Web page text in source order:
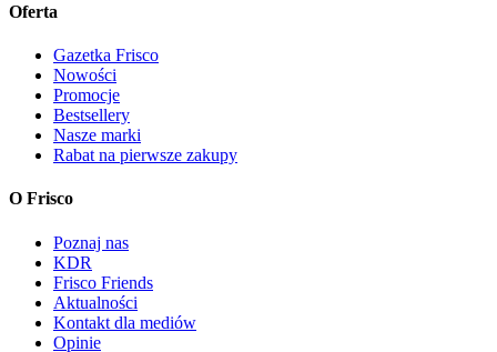
Oferta
Gazetka Frisco
Nowości
Promocje
Bestsellery
Nasze marki
Rabat na pierwsze zakupy
O Frisco
Poznaj nas
KDR
Frisco Friends
Aktualności
Kontakt dla mediów
Opinie